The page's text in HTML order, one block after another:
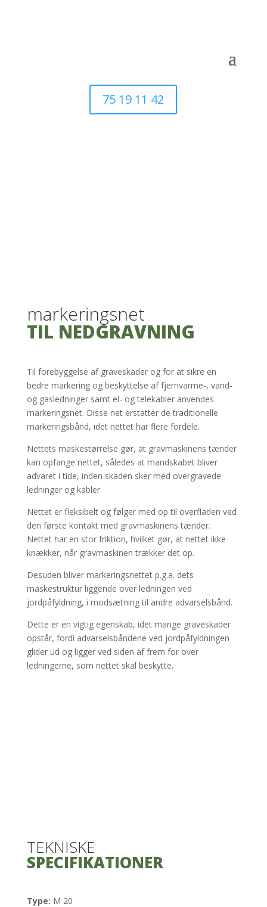
75 19 11 42
markeringsnet
TIL NEDGRAVNING
Til forebyggelse af graveskader og for at sikre en
bedre markering og beskyttelse af fjernvarme-, vand-
og gasledninger samt el- og telekabler anvendes
markeringsnet. Disse net erstatter de traditionelle
markeringsbånd, idet nettet har flere fordele.
​Nettets maskestørrelse gør, at gravmaskinens tænder
kan opfange nettet, således at mandskabet bliver
advaret i tide, inden skaden sker med overgravede
ledninger og kabler.
Nettet er fleksibelt og følger med op til overfladen ved
den første kontakt med gravmaskinens tænder.
Nettet har en stor friktion, hvilket gør, at nettet ikke
knækker, når gravmaskinen trækker det op.
​Desuden bliver markeringsnettet p.g.a. dets
maskestruktur liggende over ledningen ved
jordpåfyldning, i modsætning til andre advarselsbånd.
​Dette er en vigtig egenskab, idet mange graveskader
opstår, fordi advarselsbåndene ved jordpåfyldningen
glider ud og ligger ved siden af frem for over
ledningerne, som nettet skal beskytte.​
TEKNISKE
SPECIFIKATIONER
Type: M 20